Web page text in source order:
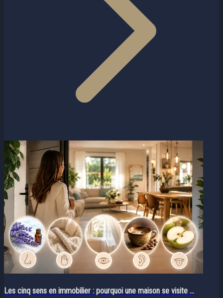
Les cinq sens en immobilier : pourquoi une maison se visite ...